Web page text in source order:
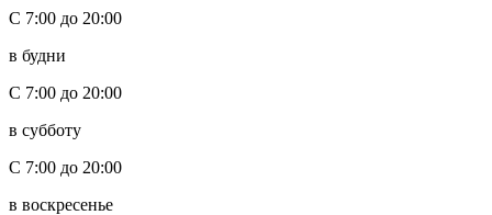
С 7:00 до 20:00
в будни
С 7:00 до 20:00
в субботу
С 7:00 до 20:00
в воскресенье